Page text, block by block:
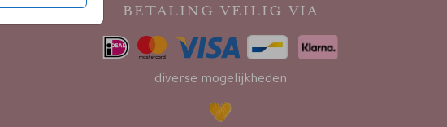
BETALING VEILIG VIA
diverse mogelijkheden